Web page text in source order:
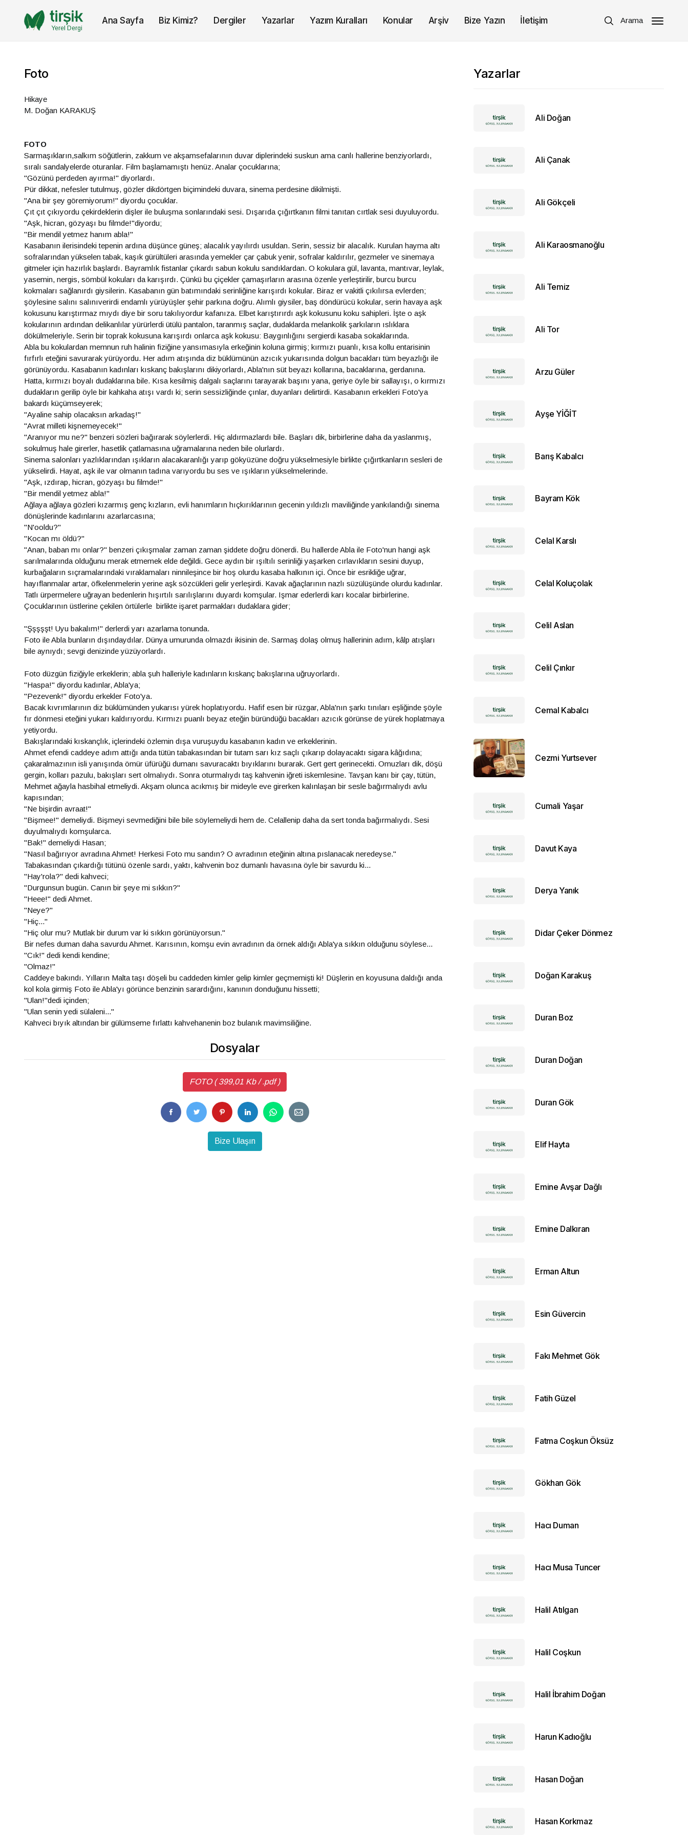
Yerel Dergi
Arama
Ana Sayfa Biz Kimiz? Dergiler Yazarlar Yazım Kuralları Konular Arşiv Bize Yazın İletişim
Foto
Hikaye
M. Doğan KARAKUŞ
FOTO
Sarmaşıkların,salkım söğütlerin, zakkum ve akşamsefalarının duvar diplerindeki suskun ama canlı hallerine benziyorlardı,
sıralı sandalyelerde oturanlar. Film başlamamıştı henüz. Analar çocuklarına;
"Gözünü perdeden ayırma!" diyorlardı.
Pür dikkat, nefesler tutulmuş, gözler dikdörtgen biçimindeki duvara, sinema perdesine dikilmişti.
"Ana bir şey göremiyorum!" diyordu çocuklar.
Çıt çıt çıkıyordu çekirdeklerin dişler ile buluşma sonlarındaki sesi. Dışarıda çığırtkanın filmi tanıtan cırtlak sesi duyuluyordu.
"Aşk, hicran, gözyaşı bu filmde!"diyordu;
"Bir mendil yetmez hanım abla!"
Kasabanın ilerisindeki tepenin ardına düşünce güneş; alacalık yayılırdı usuldan. Serin, sessiz bir alacalık. Kurulan hayma altı
sofralarından yükselen tabak, kaşık gürültüleri arasında yemekler çar çabuk yenir, sofralar kaldırılır, gezmeler ve sinemaya
gitmeler için hazırlık başlardı. Bayramlık fistanlar çıkardı sabun kokulu sandıklardan. O kokulara gül, lavanta, mantıvar, leylak,
yasemin, nergis, sömbül kokuları da karışırdı. Çünkü bu çiçekler çamaşırların arasına özenle yerleştirilir, burcu burcu
kokmaları sağlanırdı giysilerin. Kasabanın gün batımındaki serinliğine karışırdı kokular. Biraz er vakitli çıkılırsa evlerden;
şöylesine salını salınıverirdi endamlı yürüyüşler şehir parkına doğru. Alımlı giysiler, baş döndürücü kokular, serin havaya aşk
kokusunu karıştırmaz mıydı diye bir soru takılıyordur kafanıza. Elbet karıştırırdı aşk kokusunu koku sahipleri. İşte o aşk
kokularının ardından delikanlılar yürürlerdi ütülü pantalon, taranmış saçlar, dudaklarda melankolik şarkıların ıslıklara
dökülmeleriyle. Serin bir toprak kokusuna karışırdı onlarca aşk kokusu: Baygınlığını sergierdi kasaba sokaklarında.
Abla bu kokulardan memnun ruh halinin fiziğine yansımasıyla erkeğinin koluna girmiş; kırmızı puanlı, kısa kollu entarisinin
fırfırlı eteğini savurarak yürüyordu. Her adım atışında diz büklümünün azıcık yukarısında dolgun bacakları tüm beyazlığı ile
görünüyordu. Kasabanın kadınları kıskanç bakışlarını dikiyorlardı, Abla'nın süt beyazı kollarına, bacaklarına, gerdanına.
Hatta, kırmızı boyalı dudaklarına bile. Kısa kesilmiş dalgalı saçlarını tarayarak başını yana, geriye öyle bir sallayışı, o kırmızı
dudakların gerilip öyle bir kahkaha atışı vardı ki; serin sessizliğinde çınlar, duyanları delirtirdi. Kasabanın erkekleri Foto'ya
bakardı küçümseyerek;
"Ayaline sahip olacaksın arkadaş!"
"Avrat milleti kişnemeyecek!"
"Aranıyor mu ne?" benzeri sözleri bağırarak söylerlerdi. Hiç aldırmazlardı bile. Başları dik, birbirlerine daha da yaslanmış,
sokulmuş hale girerler, hasetlik çatlamasına uğramalarına neden bile olurlardı.
Sinema salonları yazlıklarından ışıkların alacakaranlığı yarıp gökyüzüne doğru yükselmesiyle birlikte çığırtkanların sesleri de
yükselirdi. Hayat, aşk ile var olmanın tadına varıyordu bu ses ve ışıkların yükselmelerinde.
"Aşk, ızdırap, hicran, gözyaşı bu filmde!"
"Bir mendil yetmez abla!"
Ağlaya ağlaya gözleri kızarmış genç kızların, evli hanımların hıçkırıklarının gecenin yıldızlı maviliğinde yankılandığı sinema
dönüşlerinde kadınlarını azarlarcasına;
"N'ooldu?"
"Kocan mı öldü?"
"Anan, baban mı onlar?" benzeri çıkışmalar zaman zaman şiddete doğru dönerdi. Bu hallerde Abla ile Foto'nun hangi aşk
sarılmalarında olduğunu merak etmemek elde değildi. Gece aydın bir ışıltılı serinliği yaşarken cırlavıkların sesini duyup,
kurbağaların sıçramalarındaki vıraklamaları ninnileşince bir hoş olurdu kasaba halkının içi. Önce bir esrikliğe uğrar,
hayıflanmalar artar, öfkelenmelerin yerine aşk sözcükleri gelir yerleşirdi. Kavak ağaçlarının nazlı süzülüşünde olurdu kadınlar.
Tatlı ürpermelere uğrayan bedenlerin hışırtılı sarılışlarını duyardı komşular. Işmar ederlerdi karı kocalar birbirlerine.
Çocuklarının üstlerine çekilen örtülerle birlikte işaret parmakları dudaklara gider;
"Şşşşşt! Uyu bakalım!" derlerdi yarı azarlama tonunda.
Foto ile Abla bunların dışındaydılar. Dünya umurunda olmazdı ikisinin de. Sarmaş dolaş olmuş hallerinin adım, kâlp atışları
bile aynıydı; sevgi denizinde yüzüyorlardı.
Foto düzgün fiziğiyle erkeklerin; abla şuh halleriyle kadınların kıskanç bakışlarına uğruyorlardı.
"Haspa!" diyordu kadınlar, Abla'ya;
"Pezevenk!" diyordu erkekler Foto'ya.
Bacak kıvrımlarının diz büklümünden yukarısı yürek hoplatıyordu. Hafif esen bir rüzgar, Abla'nın şarkı tınıları eşliğinde şöyle
fır dönmesi eteğini yukarı kaldırıyordu. Kırmızı puanlı beyaz eteğin büründüğü bacakları azıcık görünse de yürek hoplatmaya
yetiyordu.
Bakışlarındaki kıskançlık, içlerindeki özlemin dışa vuruşuydu kasabanın kadın ve erkeklerinin.
Ahmet efendi caddeye adım attığı anda tütün tabakasından bir tutam sarı kız saçlı çıkarıp dolayacaktı sigara kâğıdına;
çakaralmazının isli yanışında ömür üfürüğü dumanı savuracaktı bıyıklarını burarak. Gert gert gerinecekti. Omuzları dik, döşü
gergin, kolları pazulu, bakışları sert olmalıydı. Sonra oturmalıydı taş kahvenin iğreti iskemlesine. Tavşan kanı bir çay, tütün,
Mehmet ağayla hasbihal etmeliydi. Akşam olunca acıkmış bir mideyle eve girerken kalınlaşan bir sesle bağırmalıydı avlu
kapısından;
"Ne bişirdin avraat!"
"Bişmee!" demeliydi. Bişmeyi sevmediğini bile bile söylemeliydi hem de. Celallenip daha da sert tonda bağırmalıydı. Sesi
duyulmalıydı komşularca.
"Bak!" demeliydi Hasan;
"Nasıl bağırıyor avradına Ahmet! Herkesi Foto mu sandın? O avradının eteğinin altına pıslanacak neredeyse."
Tabakasından çıkardığı tütünü özenle sardı, yaktı, kahvenin boz dumanlı havasına öyle bir savurdu ki...
"Hay'rola?" dedi kahveci;
"Durgunsun bugün. Canın bir şeye mi sıkkın?"
"Heee!" dedi Ahmet.
"Neye?"
"Hiç..."
"Hiç olur mu? Mutlak bir durum var ki sıkkın görünüyorsun."
Bir nefes duman daha savurdu Ahmet. Karısının, komşu evin avradının da örnek aldığı Abla'ya sıkkın olduğunu söylese...
"Cık!" dedi kendi kendine;
"Olmaz!"
Caddeye bakındı. Yılların Malta taşı döşeli bu caddeden kimler gelip kimler geçmemişti ki! Düşlerin en koyusuna daldığı anda
kol kola girmiş Foto ile Abla'yı görünce benzinin sarardığını, kanının donduğunu hissetti;
"Ulan!"dedi içinden;
"Ulan senin yedi sülaleni..."
Kahveci bıyık altından bir gülümseme fırlattı kahvehanenin boz bulanık mavimsiliğine.
Dosyalar
FOTO ( 399,01 Kb / .pdf )
Bize Ulaşın
Yazarlar
Ali Doğan
Ali Çanak
Ali Gökçeli
Ali Karaosmanoğlu
Ali Temiz
Ali Tor
Arzu Güler
Ayşe YİĞİT
Barış Kabalcı
Bayram Kök
Celal Karslı
Celal Koluçolak
Celil Aslan
Celil Çınkır
Cemal Kabalcı
Cezmi Yurtsever
Cumali Yaşar
Davut Kaya
Derya Yanık
Didar Çeker Dönmez
Doğan Karakuş
Duran Boz
Duran Doğan
Duran Gök
Elif Hayta
Emine Avşar Dağlı
Emine Dalkıran
Erman Altun
Esin Güvercin
Fakı Mehmet Gök
Fatih Güzel
Fatma Coşkun Öksüz
Gökhan Gök
Hacı Duman
Hacı Musa Tuncer
Halil Atılgan
Halil Coşkun
Halil İbrahim Doğan
Harun Kadıoğlu
Hasan Doğan
Hasan Korkmaz